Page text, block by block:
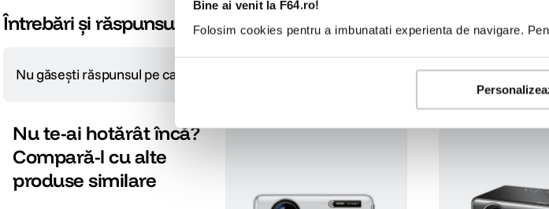
Bine ai venit la F64.ro!
Folosim cookies pentru a imbunatati experienta de navigare.
Control vocal si integrare cu ecosistemul Google
Aurzen Eazze D1G functioneaza cu Google Assistant, permitandu-va sa controlati proiectorul folosind comenzi
va permite sa transmiteti continut fara fir de pe smartphone, tableta sau laptop pe un ecran mare, facilitand
Întrebări și răspunsuri
Nu găsești răspunsul pe care îl cauți?
Nu te-ai hotărât încă?
Compară-l cu alte
produse similare